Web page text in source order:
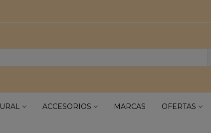
ACCESORIOS MARCAS OFERTAS